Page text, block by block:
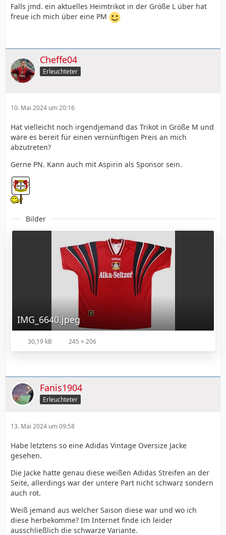
Falls jmd. ein aktuelles Heimtrikot in der Größe L über hat
freue ich mich über eine PM
Cheffe04
Erleuchteter
10. Mai 2024 um 20:16
Hat vielleicht noch irgendjemand das Trikot in Größe M und
wäre es bereit für einen vernünftigen Preis an mich
abzutreten?
Gerne PN. Kann auch mit Aspirin als Sponsor sein.
Bilder
IMG_6640.jpeg
30,19 kB 245 × 206
Fanis1904
Erleuchteter
13. Mai 2024 um 09:58
Habe letztens so eine Adidas Vintage Oversize Jacke
gesehen.
Die Jacke hatte genau diese weißen Adidas Streifen an der
Seite, allerdings war der untere Part nicht schwarz sondern
auch rot.
Weiß jemand aus welcher Saison diese war und wo ich
diese herbekomme? Im Internet finde ich leider
ausschließlich die schwarze Variante.